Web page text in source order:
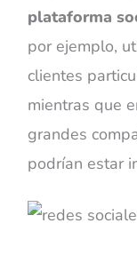
plataforma
por ejemplo,
clientes
mientras que
grandes
podrían estar